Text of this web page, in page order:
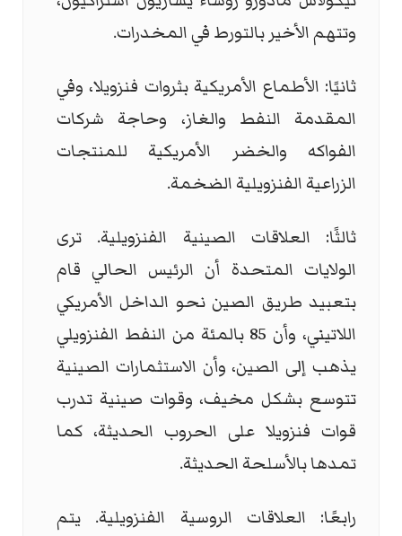
وتتهم الأخير بالتورط في المخدرات.
ثانيًا: الأطماع الأمريكية بثروات فنزويلا، وفي
المقدمة النفط والغاز، وحاجة شركات
الفواكه والخضر الأمريكية للمنتجات
الزراعية الفنزويلية الضخمة.
ثالثًا: العلاقات الصينية الفنزويلية. ترى
الولايات المتحدة أن الرئيس الحالي قام
بتعبيد طريق الصين نحو الداخل الأمريكي
اللاتيني، وأن 85 بالمئة من النفط الفنزويلي
يذهب إلى الصين، وأن الاستثمارات الصينية
تتوسع بشكل مخيف، وقوات صينية تدرب
قوات فنزويلا على الحروب الحديثة، كما
تمدها بالأسلحة الحديثة.
رابعًا: العلاقات الروسية الفنزويلية. يتم